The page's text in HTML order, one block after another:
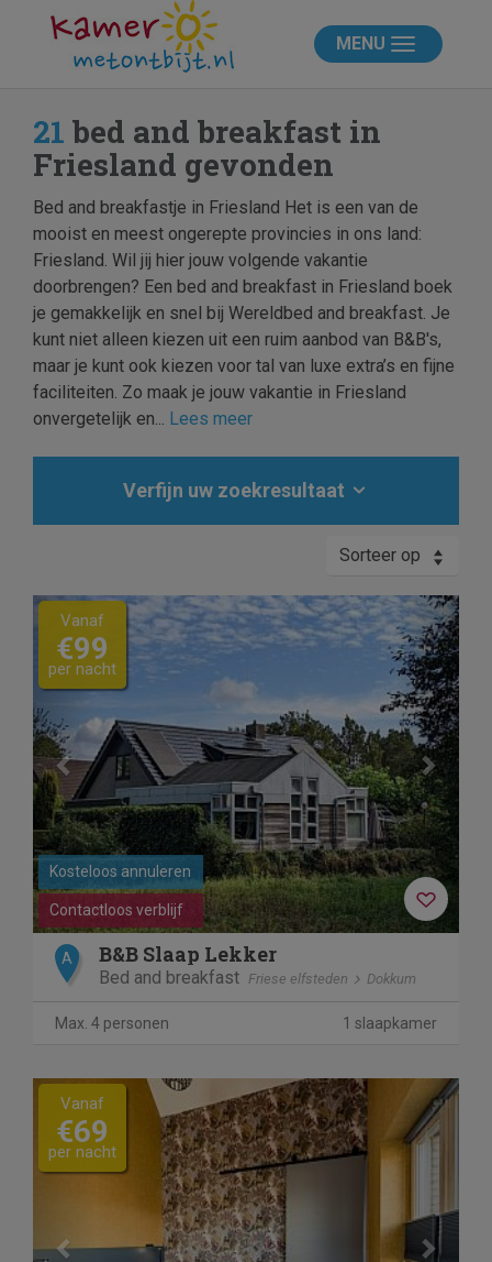
MENU
21 bed and breakfast in
Friesland gevonden
Bed and breakfastje in Friesland Het is een van de
mooist en meest ongerepte provincies in ons land:
Friesland. Wil jij hier jouw volgende vakantie
doorbrengen? Een bed and breakfast in Friesland boek
je gemakkelijk en snel bij Wereldbed and breakfast. Je
kunt niet alleen kiezen uit een ruim aanbod van B&B's,
maar je kunt ook kiezen voor tal van luxe extra’s en fijne
faciliteiten. Zo maak je jouw vakantie in Friesland
onvergetelijk en... Lees meer
Verfijn uw zoekresultaat
Sorteer op
Previous Next
Contactloos verblijf
Kosteloos annuleren
Vanaf
€99
per nacht
A B&B Slaap Lekker
Bed and breakfast Friese elfsteden Dokkum
Max. 4 personen 1 slaapkamer
Previous Next
Vanaf
€69
per nacht